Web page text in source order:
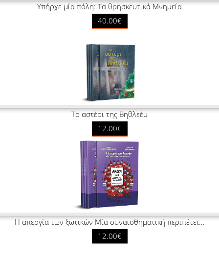
Υπήρχε μία πόλη: Τα θρησκευτικά Μνημεία
40.00€
Το αστέρι της Βηθλεέμ
12.00€
Η απεργία των ξωτικών Μία συναισθηματική περιπέτει...
12.00€